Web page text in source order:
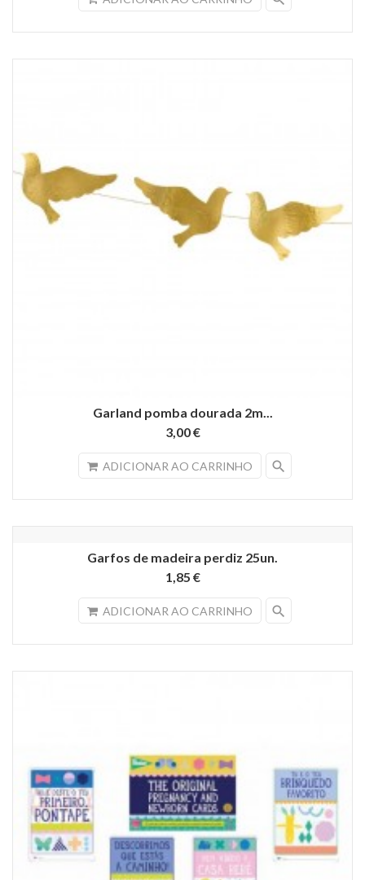
Garland pomba dourada 2m...
3,00 €
ADICIONAR AO CARRINHO search
Garfos de madeira perdiz 25un.
1,85 €
ADICIONAR AO CARRINHO search